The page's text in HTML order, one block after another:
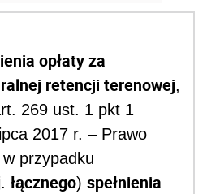
opłaty za
retencji terenowej,
269 ust. 1 pkt 1
2017 r. – Prawo
przypadku
łącznego) spełnienia